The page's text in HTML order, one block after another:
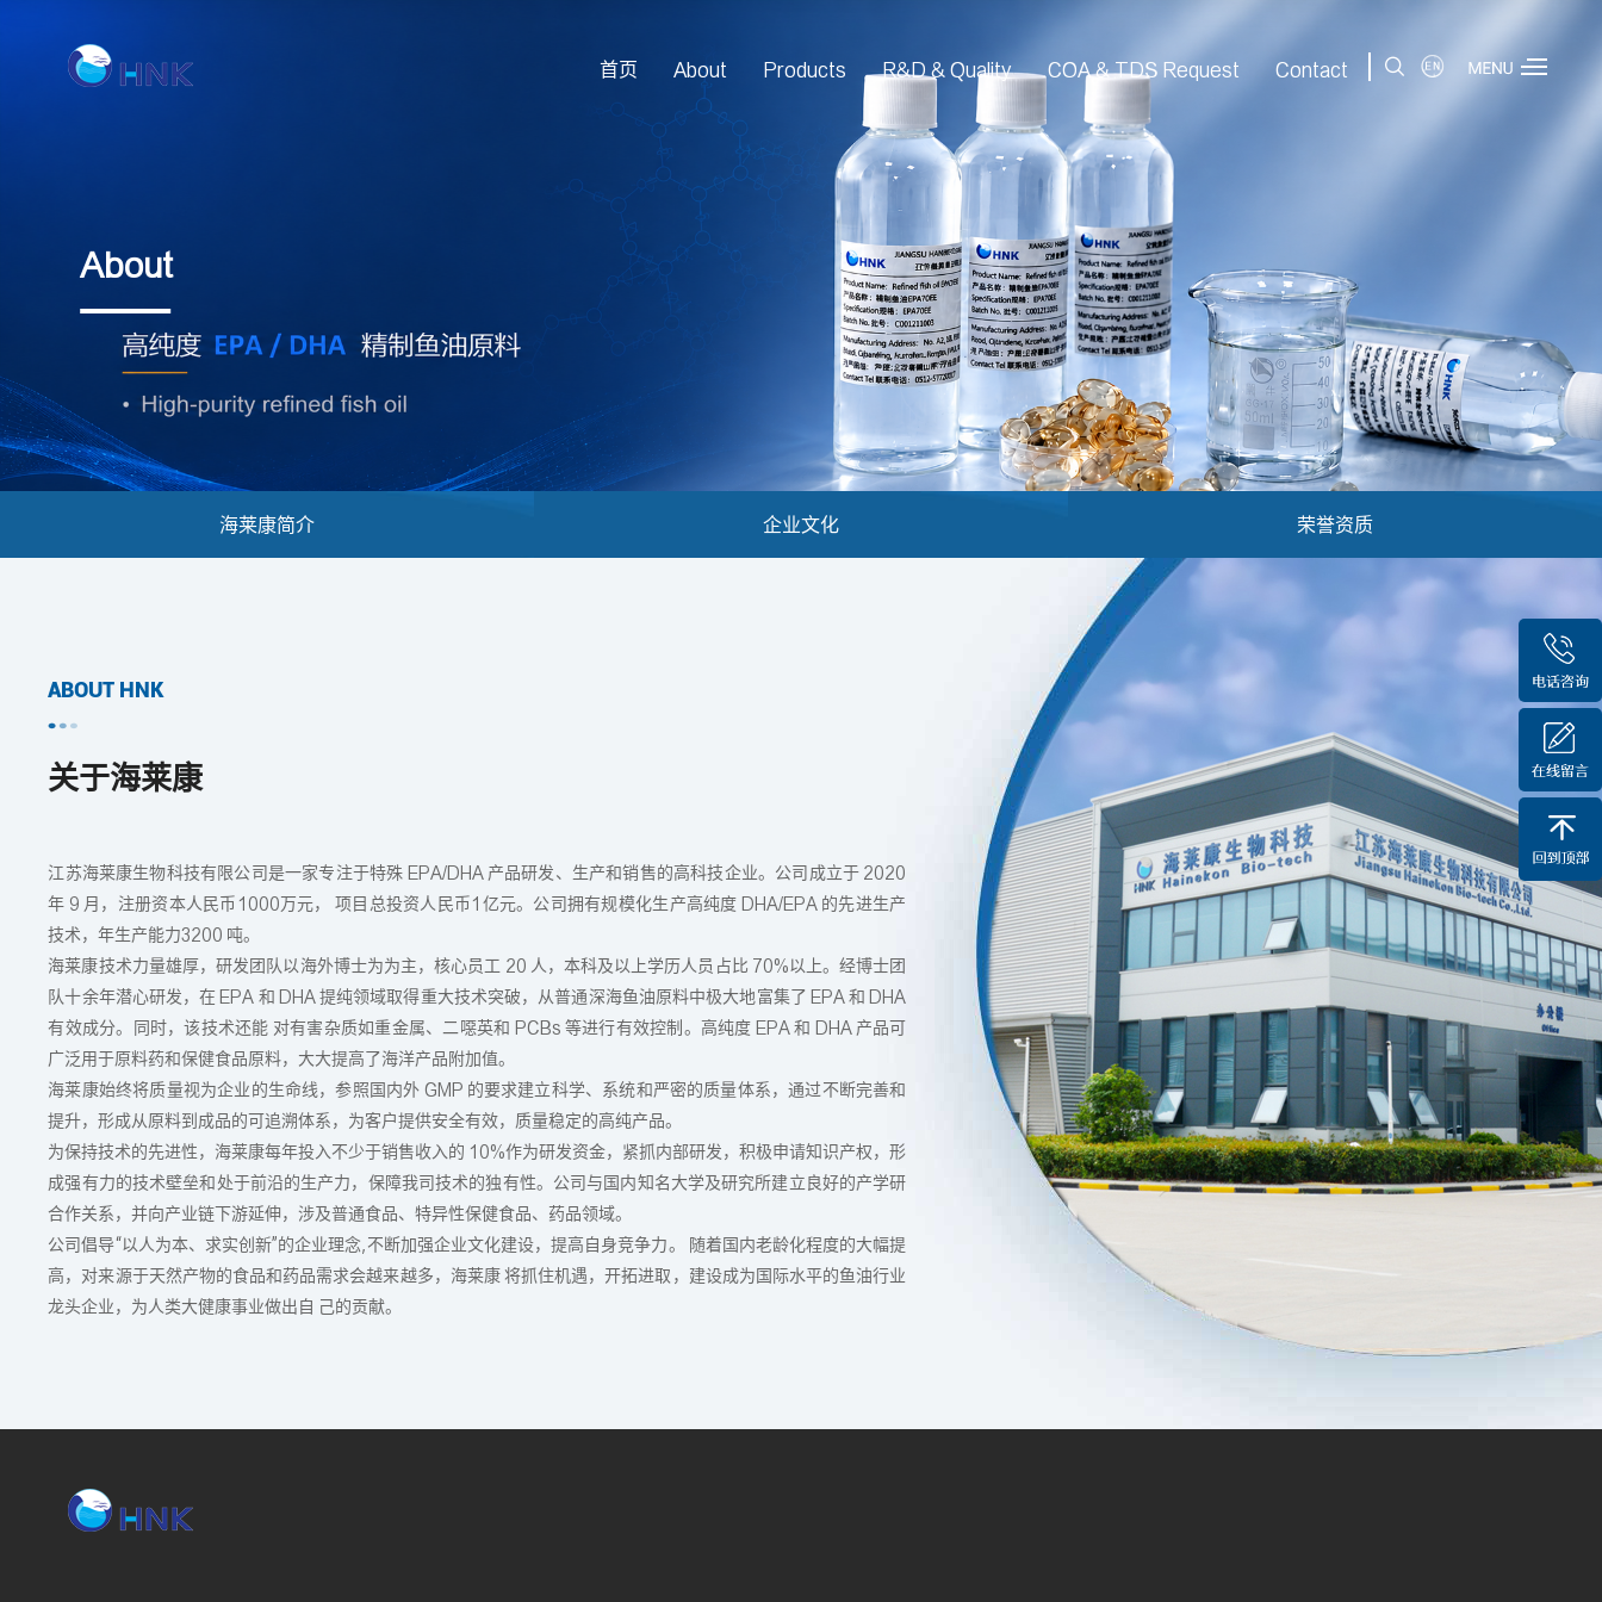
首页 About Products R&D & Quality COA & TDS Request Contact
About
海莱康简介 企业文化 荣誉资质
ABOUT HNK
关于海莱康
江苏海莱康生物科技有限公司是一家专注于特殊 EPA/DHA 产品研发、生产和销售的高科技企业。公司成立于 2020
年 9 月，注册资本人民币1000万元， 项目总投资人民币1亿元。公司拥有规模化生产高纯度 DHA/EPA 的先进生产
技术，年生产能力3200 吨。
海莱康技术力量雄厚，研发团队以海外博士为为主，核心员工 20 人，本科及以上学历人员占比 70%以上。经博士团
队十余年潜心研发，在 EPA 和 DHA 提纯领域取得重大技术突破，从普通深海鱼油原料中极大地富集了 EPA 和 DHA
有效成分。同时，该技术还能 对有害杂质如重金属、二噁英和 PCBs 等进行有效控制。高纯度 EPA 和 DHA 产品可
广泛用于原料药和保健食品原料，大大提高了海洋产品附加值。
海莱康始终将质量视为企业的生命线，参照国内外 GMP 的要求建立科学、系统和严密的质量体系，通过不断完善和
提升，形成从原料到成品的可追溯体系，为客户提供安全有效，质量稳定的高纯产品。
为保持技术的先进性，海莱康每年投入不少于销售收入的 10%作为研发资金，紧抓内部研发，积极申请知识产权，形
成强有力的技术壁垒和处于前沿的生产力，保障我司技术的独有性。公司与国内知名大学及研究所建立良好的产学研
合作关系，并向产业链下游延伸，涉及普通食品、特异性保健食品、药品领域。
公司倡导“以人为本、求实创新”的企业理念,不断加强企业文化建设，提高自身竞争力。 随着国内老龄化程度的大幅提
高，对来源于天然产物的食品和药品需求会越来越多，海莱康 将抓住机遇，开拓进取，建设成为国际水平的鱼油行业
龙头企业，为人类大健康事业做出自 己的贡献。